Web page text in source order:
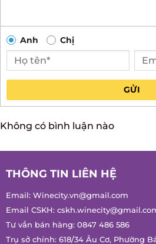
Anh Chị
GỬI
Email:Winecity.vn@gmail.com
Email CSKH:cskh.winecity@gmail.com
Tư vấn bán hàng:0847 486 586